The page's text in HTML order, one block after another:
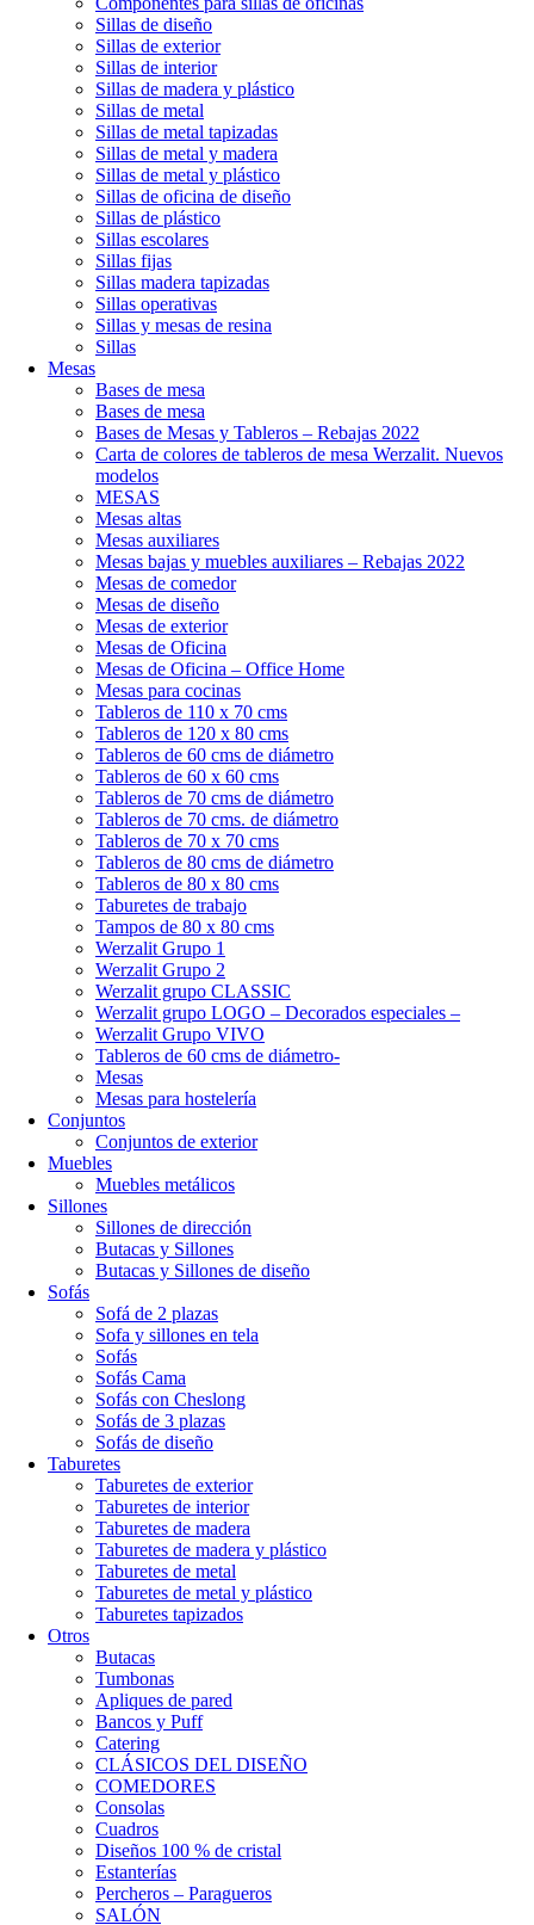
Sillas de diseño
Sillas de exterior
Sillas de interior
Sillas de madera y plástico
Sillas de metal
Sillas de metal tapizadas
Sillas de metal y madera
Sillas de metal y plástico
Sillas de oficina de diseño
Sillas de plástico
Sillas escolares
Sillas fijas
Sillas madera tapizadas
Sillas operativas
Sillas y mesas de resina
Sillas
Mesas
Bases de mesa
Bases de mesa
Bases de Mesas y Tableros – Rebajas 2022
Carta de colores de tableros de mesa Werzalit. Nuevos
modelos
MESAS
Mesas altas
Mesas auxiliares
Mesas bajas y muebles auxiliares – Rebajas 2022
Mesas de comedor
Mesas de diseño
Mesas de exterior
Mesas de Oficina
Mesas de Oficina – Office Home
Mesas para cocinas
Tableros de 110 x 70 cms
Tableros de 120 x 80 cms
Tableros de 60 cms de diámetro
Tableros de 60 x 60 cms
Tableros de 70 cms de diámetro
Tableros de 70 cms. de diámetro
Tableros de 70 x 70 cms
Tableros de 80 cms de diámetro
Tableros de 80 x 80 cms
Taburetes de trabajo
Tampos de 80 x 80 cms
Werzalit Grupo 1
Werzalit Grupo 2
Werzalit grupo CLASSIC
Werzalit grupo LOGO – Decorados especiales –
Werzalit Grupo VIVO
Tableros de 60 cms de diámetro-
Mesas
Mesas para hostelería
Conjuntos
Conjuntos de exterior
Muebles
Muebles metálicos
Sillones
Sillones de dirección
Butacas y Sillones
Butacas y Sillones de diseño
Sofás
Sofá de 2 plazas
Sofa y sillones en tela
Sofás
Sofás Cama
Sofás con Cheslong
Sofás de 3 plazas
Sofás de diseño
Taburetes
Taburetes de exterior
Taburetes de interior
Taburetes de madera
Taburetes de madera y plástico
Taburetes de metal
Taburetes de metal y plástico
Taburetes tapizados
Otros
Butacas
Tumbonas
Apliques de pared
Bancos y Puff
Catering
CLÁSICOS DEL DISEÑO
COMEDORES
Consolas
Cuadros
Diseños 100 % de cristal
Estanterías
Percheros – Paragueros
SALÓN